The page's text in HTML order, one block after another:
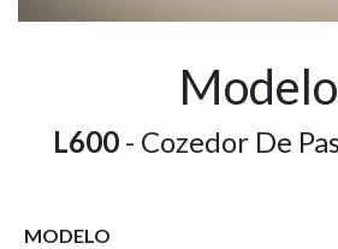
L600 - Cozedor De
MODELO